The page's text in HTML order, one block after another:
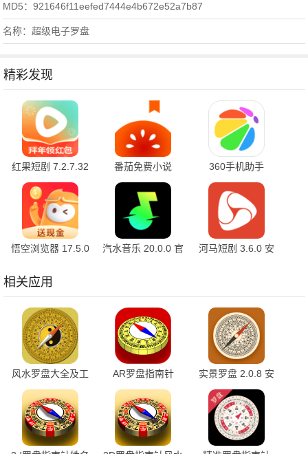
MD5：921646f11eefed7444e4b672e52a7b87
名称：超级电子罗盘
精彩发现
红果短剧 7.2.7.32
官方版
番茄免费小说
7.2.7.32 安卓版
360手机助手
10.2.2 官方版
悟空浏览器 17.5.0
汽水音乐 20.0.0 官
河马短剧 3.6.0 安
相关应用
风水罗盘大全及工
具知识 1.5 最新版
AR罗盘指南针
2.72 安卓版
实景罗盘 2.0.8 安
卓版